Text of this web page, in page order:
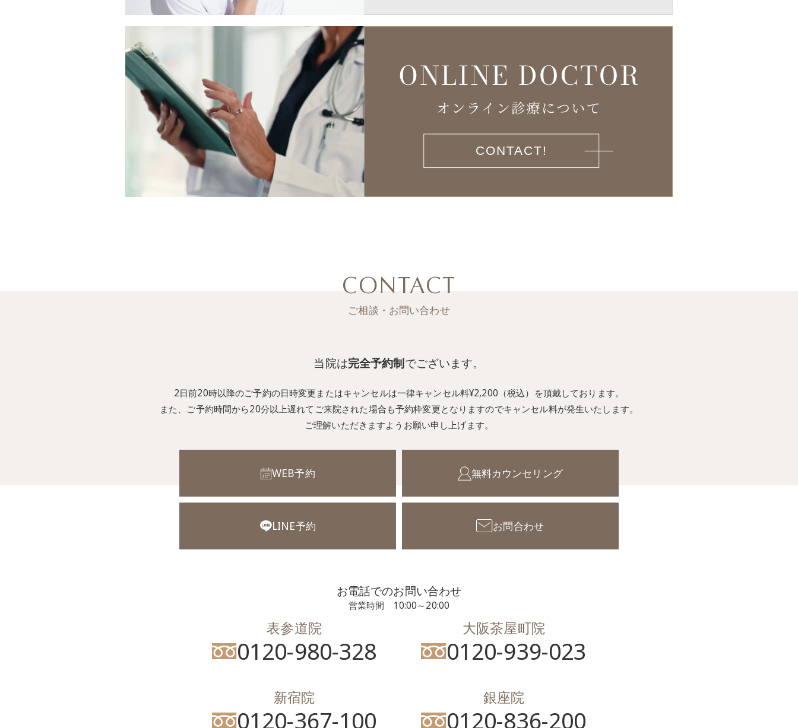
CONTACT
ご相談・お問い合わせ
当院は完全予約制でございます。
2日前20時以降のご予約の日時変更またはキャンセルは一律キャンセル料¥2,200（税込）を頂戴しております。
また、ご予約時間から20分以上遅れてご来院された場合も予約枠変更となりますのでキャンセル料が発生いたします。
ご理解いただきますようお願い申し上げます。
WEB予約 無料カウンセリング
LINE予約 お問合わせ
お電話でのお問い合わせ
営業時間 10:00～20:00
表参道院
0120-980-328
大阪茶屋町院
0120-939-023
新宿院
0120-367-100
銀座院
0120-836-200